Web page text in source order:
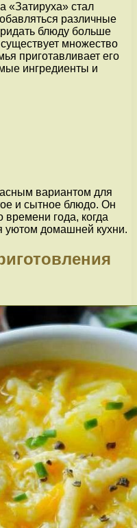
«Затируха» стал
различные
блюду больше
множество
приготавливает его
ингредиенты и
вариантом для
и сытное блюдо. Он
времени года, когда
уютом домашней кухни.